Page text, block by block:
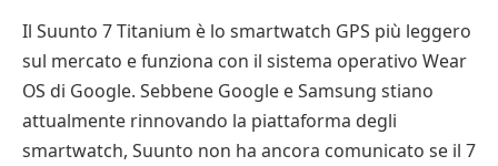
Il Suunto 7 Titanium è lo smartwatch GPS più leggero
sul mercato e funziona con il sistema operativo Wear
OS di Google. Sebbene Google e Samsung stiano
attualmente rinnovando la piattaforma degli
smartwatch, Suunto non ha ancora comunicato se il 7